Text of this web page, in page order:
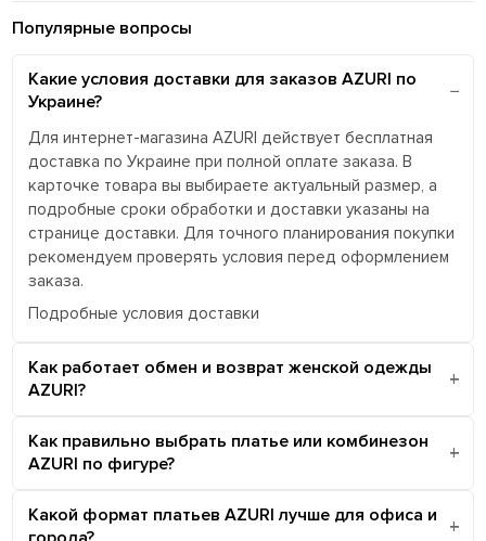
Популярные вопросы
Какие условия доставки для заказов AZURI по
Украине?
Для интернет-магазина AZURI действует бесплатная
доставка по Украине при полной оплате заказа. В
карточке товара вы выбираете актуальный размер, а
подробные сроки обработки и доставки указаны на
странице доставки. Для точного планирования покупки
рекомендуем проверять условия перед оформлением
заказа.
Подробные условия доставки
Как работает обмен и возврат женской одежды
AZURI?
Как правильно выбрать платье или комбинезон
AZURI по фигуре?
Какой формат платьев AZURI лучше для офиса и